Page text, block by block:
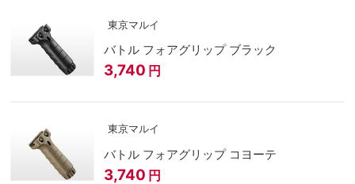
東京マルイ
バトル フォアグリップ ブラック
3,740 円
東京マルイ
バトル フォアグリップ コヨーテ
3,740 円